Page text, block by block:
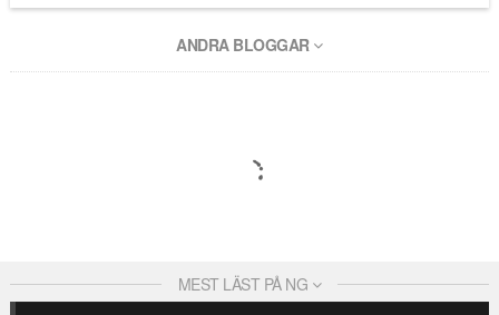
ANDRA BLOGGAR
MEST LÄST PÅ NG